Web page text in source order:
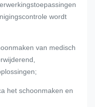
Duidelijk
Weefsel
polyester en
30%-Nylon
Geweven
Keperstof
polyester en
wordt
van medisch
het schoonmaken en